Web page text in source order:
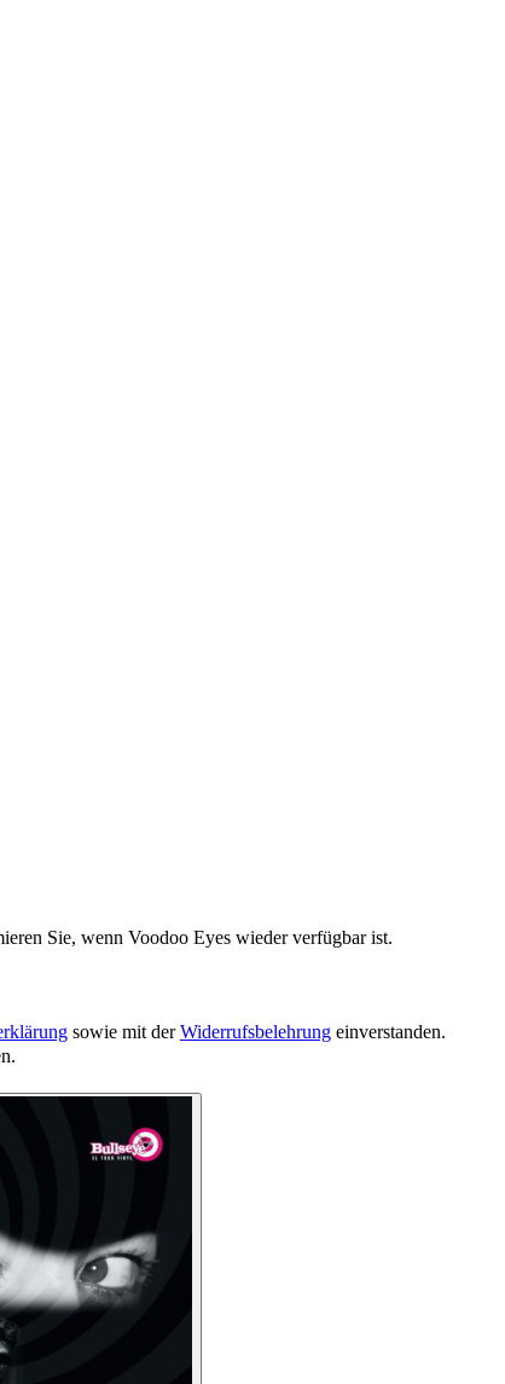
Sie, wenn Voodoo Eyes wieder verfügbar ist.
sowie mit derWiderrufsbelehrung einverstanden.